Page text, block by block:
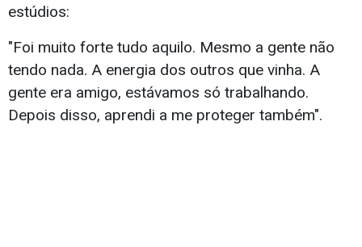
estúdios:
"Foi muito forte tudo aquilo. Mesmo a gente não
tendo nada. A energia dos outros que vinha. A
gente era amigo, estávamos só trabalhando.
Depois disso, aprendi a me proteger também".